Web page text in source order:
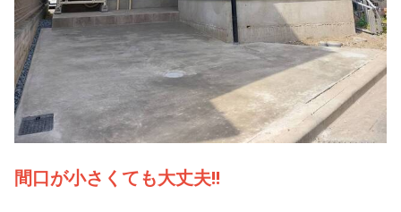
間口が小さくても大丈夫!!